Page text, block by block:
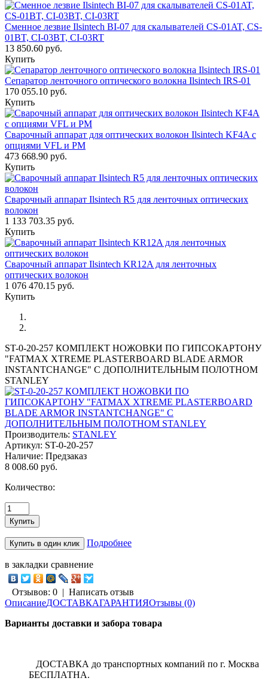
Сменное лезвие Ilsintech BI-07 для скалывателей CS-01AT, CS-
01BT, CI-03BT, CI-03RT
13 850.60 руб.
Купить
Сепаратор ленточного оптического волокна Ilsintech IRS-01
170 055.10 руб.
Купить
Сварочный аппарат для оптических волокон Ilsintech KF4A с
опциями VFL и PM
473 668.90 руб.
Купить
Сварочный аппарат Ilsintech R5 для ленточных оптических
волокон
1 133 703.35 руб.
Купить
Сварочный аппарат Ilsintech KR12A для ленточных
оптических волокон
1 076 470.15 руб.
Купить
ST-0-20-257 КОМПЛЕКТ НОЖОВКИ ПО ГИПСОКАРТОНУ
"FATMAX XTREME PLASTERBOARD BLADE ARMOR
INSTANTCHANGE" С ДОПОЛНИТЕЛЬНЫМ ПОЛОТНОМ
STANLEY
Производитель: STANLEY
Артикул: ST-0-20-257
Наличие: Предзаказ
8 008.60 руб.
Количество:
Подробнее
в закладки сравнение
Отзывов: 0 | Написать отзыв
ОписаниеДОСТАВКАГАРАНТИЯОтзывы (0)
Варианты доставки и забора товара
ДОСТАВКА до транспортных компаний по г. Москва
БЕСПЛАТНА.